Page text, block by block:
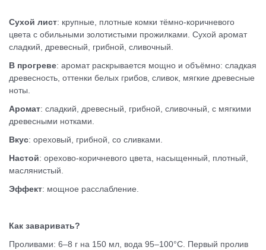
Сухой лист: крупные, плотные комки тёмно-коричневого
цвета с обильными золотистыми прожилками. Сухой аромат
сладкий, древесный, грибной, сливочный.
В прогреве: аромат раскрывается мощно и объёмно: сладкая
древесность, оттенки белых грибов, сливок, мягкие древесные
ноты.
Аромат: сладкий, древесный, грибной, сливочный, с мягкими
древесными нотками.
Вкус: ореховый, грибной, со сливками.
Настой: орехово-коричневого цвета, насыщенный, плотный,
маслянистый.
Эффект: мощное расслабление.
Как заваривать?
Проливами: 6–8 г на 150 мл, вода 95–100°C. Первый пролив